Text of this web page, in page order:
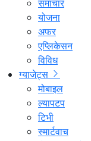
समाचार
योजना
अफर
एप्लिकेसन
विविध
ग्याजेट्स
मोबाइल
ल्यापटप
टिभी
स्मार्टवाच